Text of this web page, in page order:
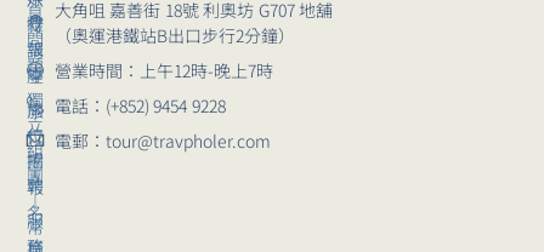
大角咀 嘉善街 18號 利奧坊 G707 地舖
（奧運港鐵站B出口步行2分鐘）
營業時間：上午12時-晚上7時
電話：(+852) 9454 9228
電郵：tour@travpholer.com
行
講
座
旅
行
團
報
名
見
問
題
獨
立
組
團
｜
常
體
報
導
崗
位
招
聘
服
務